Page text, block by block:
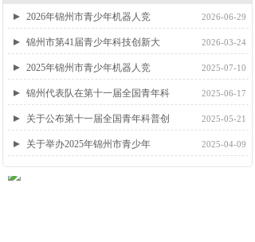
2026年锦州市青少年机器人竞 2026-06-29
锦州市第41届青少年科技创新大 2026-03-24
2025年锦州市青少年机器人竞 2025-07-10
锦州代表队在第十一届全国青年科 2025-06-17
关于公布第十一届全国青年科普创 2025-05-21
关于举办2025年锦州市青少年 2025-04-09
更多>>